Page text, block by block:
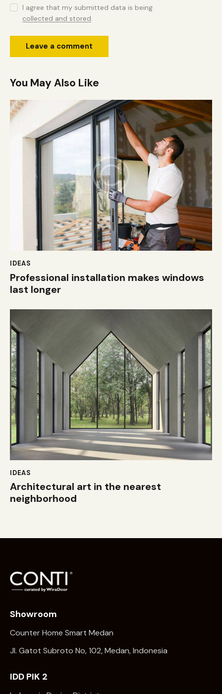
I agree that my submitted data is being
collected and stored.
You May Also Like
IDEAS
Professional installation makes windows
last longer
IDEAS
Architectural art in the nearest
neighborhood
Showroom
Counter Home Smart Medan
Jl. Gatot Subroto No, 102, Medan, Indonesia
IDD PIK 2